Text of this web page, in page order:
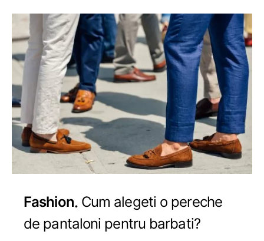
Fashion Cum alegeti o pereche
de pantaloni pentru barbati?